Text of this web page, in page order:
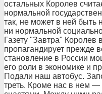
остальных Королев
нормальной
так, не может в ней быть
ни нормальной
Газету "Завтра" Королев
пропагандирует прежде
становление в России
его роли в экономике и
Подали наш автобус.
треть. Кроме нас в нем